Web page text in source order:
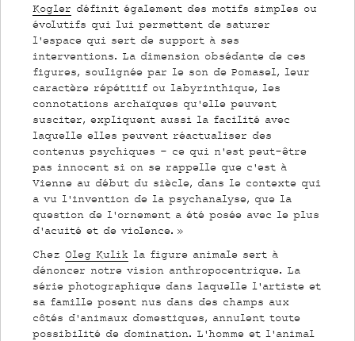
Kogler définit également des motifs simples ou
évolutifs qui lui permettent de saturer
l’espace qui sert de support à ses
interventions. La dimension obsédante de ces
figures, soulignée par le son de Pomasel, leur
caractère répétitif ou labyrinthique, les
connotations archaïques qu’elle peuvent
susciter, expliquent aussi la facilité avec
laquelle elles peuvent réactualiser des
contenus psychiques – ce qui n’est peut-être
pas innocent si on se rappelle que c’est à
Vienne au début du siècle, dans le contexte qui
a vu l’invention de la psychanalyse, que la
question de l’ornement a été posée avec le plus
d’acuité et de violence. »
Chez Oleg Kulik la figure animale sert à
dénoncer notre vision anthropocentrique. La
série photographique dans laquelle l’artiste et
sa famille posent nus dans des champs aux
côtés d’animaux domestiques, annulent toute
possibilité de domination. L’homme et l’animal